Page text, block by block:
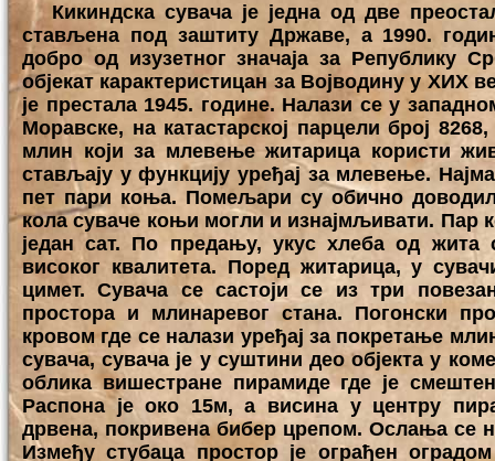
Кикиндска сувача је једна од две
стављена под заштиту Државе, а 1990.
добро од изузетног значаја за Републику
објекат карактеристицан за Војводину у XИX
је престала 1945. године. Налази се у
Моравске, на катастарској парцели број
млин који за млевење житарица користи
стављају у функцију уређај за млевење.
пет пари коња. Помељари су обично
кола суваче коњи могли и изнајмљивати. Пар
један сат. По предању, укус хлеба од
високог квалитета. Поред житарица, у
цимет. Сувача се састоји се из три
простора и млинаревог стана. Погонски
кровом где се налази уређај за покретање
сувача, сувача је у суштини део објекта у
облика вишестране пирамиде где је
Распона је око 15м, а висина у центру
дрвена, покривена бибер црепом. Ослања се
Између стубаца простор је ограђен